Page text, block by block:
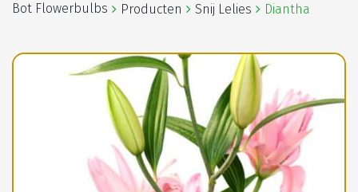
Bot Flowerbulbs Producten Snij Lelies Diantha